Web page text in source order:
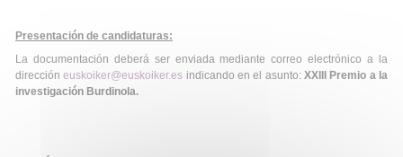
Presentación de candidaturas:
La documentación deberá ser enviada mediante correo electrónico a la
direccióneuskoiker@euskoiker.es indicando en el asunto:XXIII Premio a la
investigación Burdinola.